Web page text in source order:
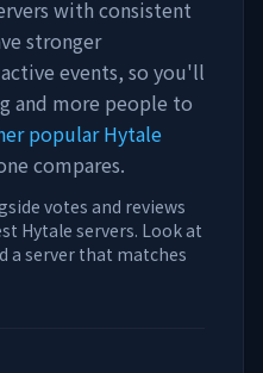
with consistent
stronger
events, so you'll
and more people to
popular Hytale
compares.
votes and reviews
Hytale servers. Look at
a server that matches